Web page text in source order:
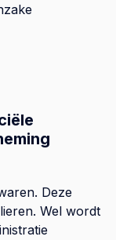
Deze
Wel wordt